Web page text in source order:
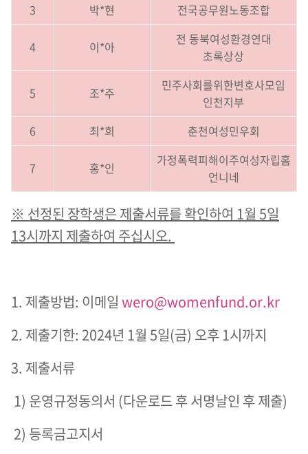
3
박*현 전국공무원노동조합
4 이*아
전 동북여성환경연대
초록상상
5 조*주
민주사회를위한변호사모임
인천지부
6
최*희 춘천여성민우회
7 홍*인
가정폭력피해이주여성자립홈
언니네
※ 선정된 장학생은 제출서류를 확인하여 1월 5일
13시까지 제출하여 주십시오.
1. 제출방법: 이메일 wero@womenfund.or.kr
2. 제출기한: 2024년 1월 5일(금) 오후 1시까지
3. 제출서류
1) 운영규정동의서 (다운로드 후 서명날인 후 제출)
2) 등록금고지서